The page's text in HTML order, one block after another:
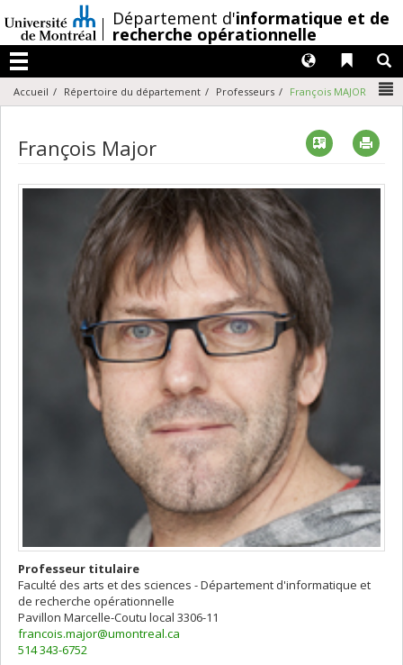
au
contenu
/Département d'informatique et de
recherche opérationnelle
Menu
Liens
Langues
Accueil Répertoire du département Professeurs François MAJOR
François Major Vcard
Professeur titulaire
Faculté des arts et des sciences - Département d'informatique et
de recherche opérationnelle
Pavillon Marcelle-Coutu local 3306-11
francois.major@umontreal.ca
514 343-6752